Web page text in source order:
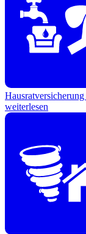
Hausratversicherung
weiterlesen